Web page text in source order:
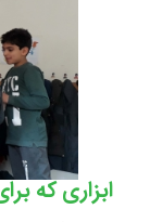
ابزاری که